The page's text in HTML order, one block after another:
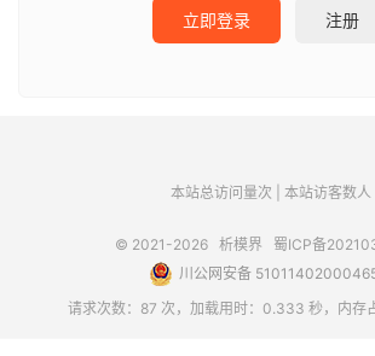
立即登录 注册
本站总访问量次 本站访客数人
© 2021-2026 析模界
蜀ICP备
川公网安备
请求次数：87 次，加载用时：0.333 秒，内存